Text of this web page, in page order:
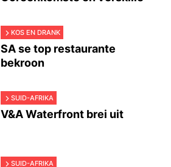
KOS EN DRANK
SA se top restaurante
bekroon
SUID-AFRIKA
V&A Waterfront brei uit
SUID-AFRIKA